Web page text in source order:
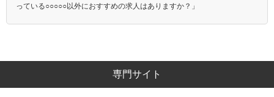
っている○○○○○以外におすすめの求人はありますか？」
専門サイト